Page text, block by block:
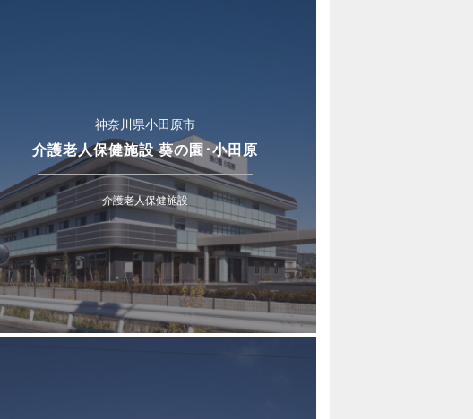
神奈川県小田原市
介護老人保健施設 葵の園･小田原
介護老人保健施設